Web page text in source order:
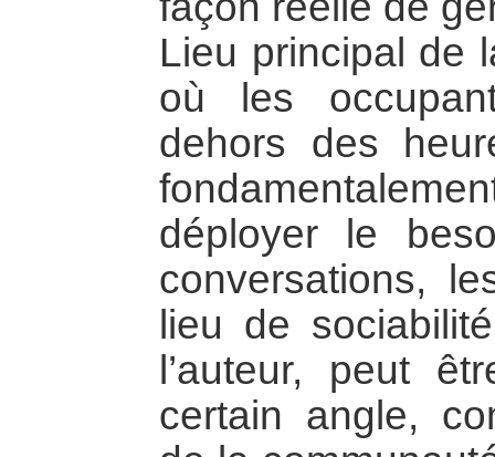
Lieu principal de
où les
dehors des
déployer le
conversations,
lieu de
l’auteur, peut
certain angle,